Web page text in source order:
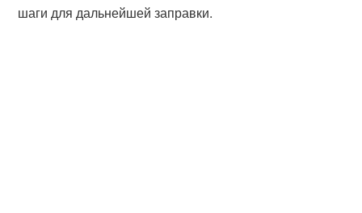
шаги для дальнейшей заправки.